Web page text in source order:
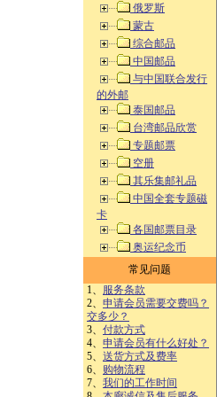
俄罗斯
蒙古
综合邮品
中国邮品
与中国联合发行
的外邮
泰国邮品
台湾邮品欣赏
专题邮票
空册
其乐集邮礼品
中国全套专题磁
卡
各国邮票目录
奥运纪念币
常见问题
1、 服务条款
2、 申请会员需要交费吗？
交多少？
3、 付款方式
4、 申请会员有什么好处？
5、 送货方式及费率
6、 购物流程
7、 我们的工作时间